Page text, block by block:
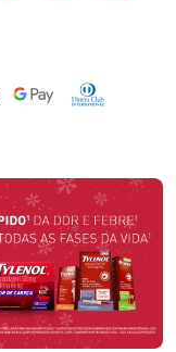
Google PayDiners Club